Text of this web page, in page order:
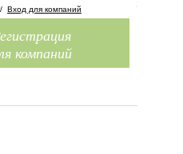
/ Вход для компаний
компаний